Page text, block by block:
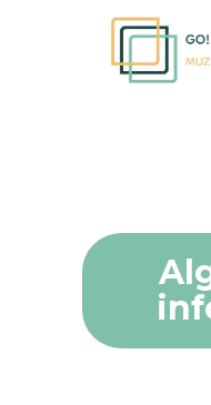
GO!
START
ONZE VISIE
AANBOD
ONS TEAM
CONTACT